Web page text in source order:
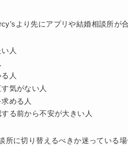
より先にアプリや結婚相談所が
人
人
気がない人
める人
る前から不安が大きい人
所に切り替えるべきか迷っている